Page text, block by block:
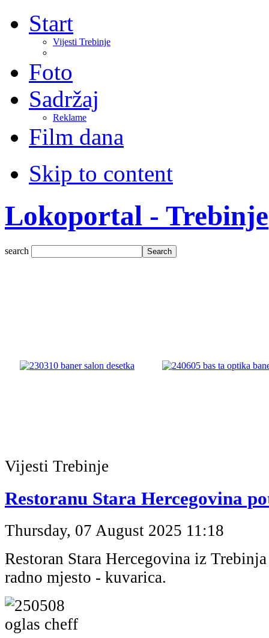
Start
Vijesti Trebinje
Foto
Sadržaj
Reklame
Film dana
Skip to content
Lokoportal - Trebinje
search
Vijesti Trebinje
Restoranu Stara Hercegovina
Thursday, 07 August 2025 11:18
Restoran Stara Hercegovina iz
radno mjesto - kuvarica.